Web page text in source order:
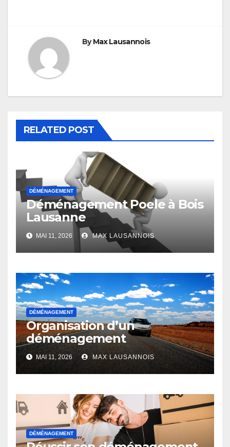
ByMax Lausannois
RELATED POST
DÉMÉNAGEMENT
Déménagement Poele à Bois
Lausanne
MAI 11, 2026 MAX LAUSANNOIS
DÉMÉNAGEMENT
Organisation d’un
déménagement
MAI 11, 2026 MAX LAUSANNOIS
DÉMÉNAGEMENT